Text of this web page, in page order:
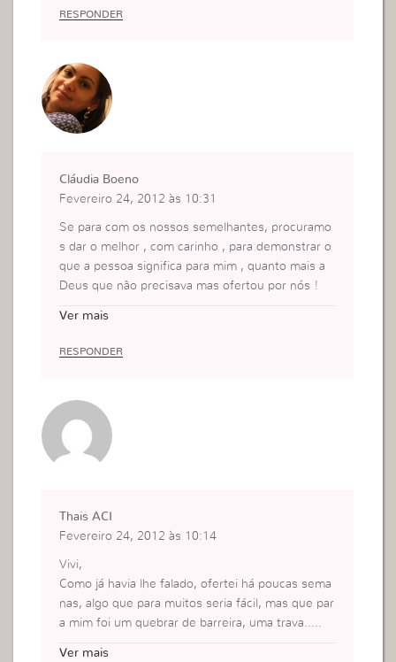
beijinhossss
ue ele fez e nao cobrou nada em troca.
eu te amo jesus
faby
RESPONDER
Cláudia Boeno
Fevereiro 24, 2012 às 10:31
Se para com os nossos semelhantes, procuramo
s dar o melhor , com carinho , para demonstrar o
que a pessoa significa para mim , quanto mais a
Deus que não precisava mas ofertou por nós !
Ver mais
RESPONDER
Thais ACI
Fevereiro 24, 2012 às 10:14
Vivi,
Como já havia lhe falado, ofertei há poucas sema
nas, algo que para muitos seria fácil, mas que par
a mim foi um quebrar de barreira, uma trava…..
Ver mais